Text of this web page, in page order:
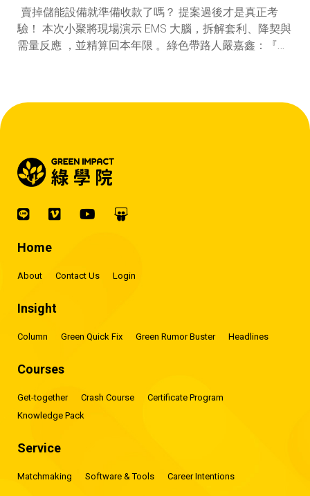
賣掉儲能設備就準備收款了嗎？ 提案過後才是真正考
驗！ 本次小聚將現場演示 EMS 大腦，拆解套利、降契與
需量反應 ，並精算回本年限 。綠色帶路人嚴嘉鑫：『會
Home
About Contact Us Login
Insight
Column Green Quick Fix Green Rumor Buster Headlines
Courses
Get-together Crash Course
Certificate Program
Knowledge Pack
Service
Matchmaking Software & Tools Career Intentions